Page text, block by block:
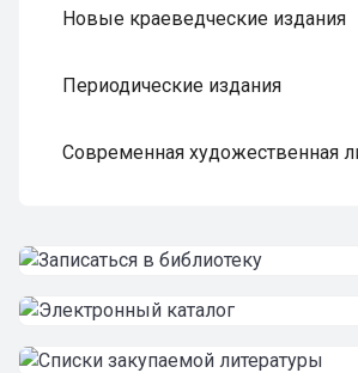
Новые краеведческие издания
Периодические издания
Современная художественная